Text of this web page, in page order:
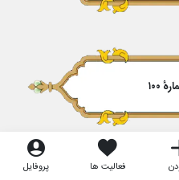
۱۰۰
فعالیت ها پروفایل